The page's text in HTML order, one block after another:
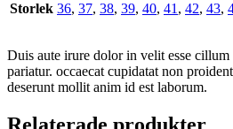
Storlek 36, 37, 38, 39, 40, 41 , 42, 43,
Duis aute irure dolor in velit esse
pariatur. occaecat cupidatat non
deserunt mollit anim id est laborum.